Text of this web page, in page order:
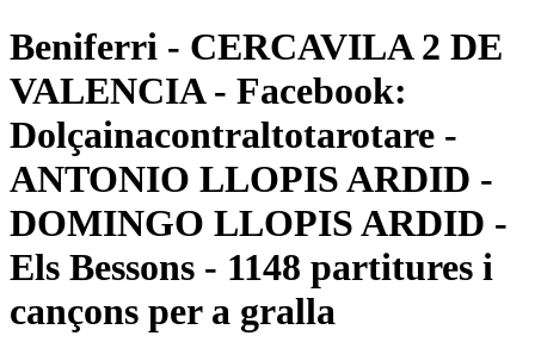
Beniferri - CERCAVILA 2 DE
VALENCIA - Facebook:
Dolçainacontraltotarotare -
ANTONIO LLOPIS ARDID -
DOMINGO LLOPIS ARDID -
Els Bessons - 1148 partitures i
cançons per a gralla